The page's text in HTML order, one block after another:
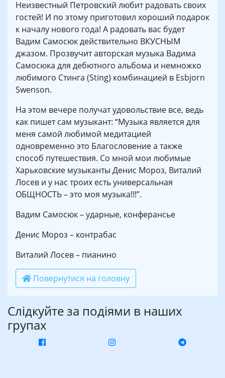
Неизвестный Петровский любит радовать своих
гостей! И по этому приготовил хороший подарок
к началу нового года! А радовать вас будет
Вадим Самосюк действительно ВКУСНЫМ
джазом. Прозвучит авторская музыка Вадима
Самосюка для дебютного альбома и немножко
любимого Стинга (Sting) комбинацией в Esbjorn
Swenson.
На этом вечере получат удовольствие все, ведь
как пишет сам музыкант: “Музыка является для
меня самой любимой медитацией
одновременно это Благословение а также
способ путешествия. Со мной мои любимые
Харьковские музыканты Денис Мороз, Виталий
Лосев и у нас троих есть универсальная
ОБЩНОСТЬ – это моя музыка!!!”.
Вадим Самосюк – ударные, конферансье
Денис Мороз – контрабас
Виталий Лосев – пианино
Повернутися на головну
Слідкуйте за подіями в наших
групах